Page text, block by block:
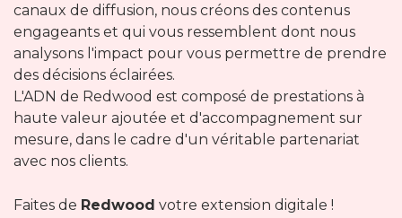
canaux de diffusion, nous créons des contenus
engageants et qui vous ressemblent dont nous
analysons l'impact pour vous permettre de prendre
des décisions éclairées.
L'ADN de Redwood est composé de prestations à
haute valeur ajoutée et d'accompagnement sur
mesure, dans le cadre d'un véritable partenariat
avec nos clients.
Faites de Redwood votre extension digitale !